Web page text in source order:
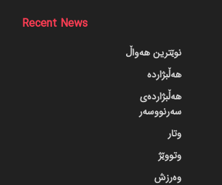
نوێترین هەواڵ
هەڵبژاردە
هەڵبژاردەی
سەرنووسەر
وتار
وتووێژ
وەرزش
Recent News